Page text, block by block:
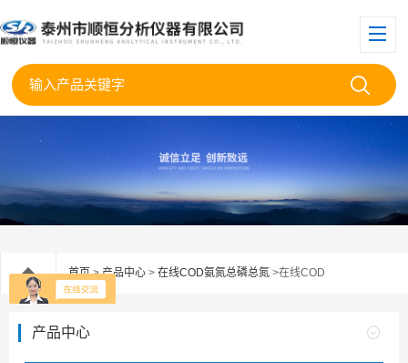
首页>产品中心 > 在线COD氨氮总磷总氮 >在线COD
产品中心